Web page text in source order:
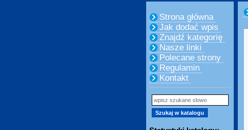
Strona główna
Jak dodać wpis
Znajdź kategorię
Nasze linki
Polecane strony
Regulamin
Kontakt